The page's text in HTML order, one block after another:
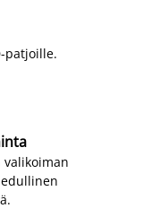
patjoille.